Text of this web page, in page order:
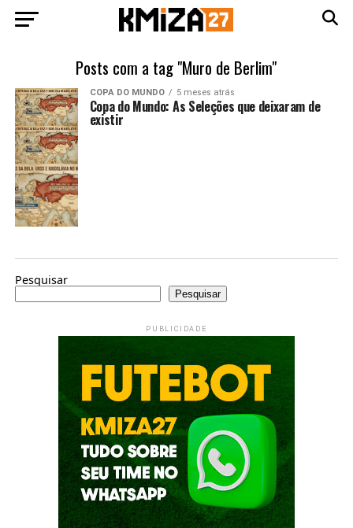
Posts com a tag "Muro de Berlim"
COPA DO MUNDO 5 meses atrás
Copa do Mundo: As Seleções que deixaram de
existir
Pesquisar
Pesquisar
PUBLICIDADE